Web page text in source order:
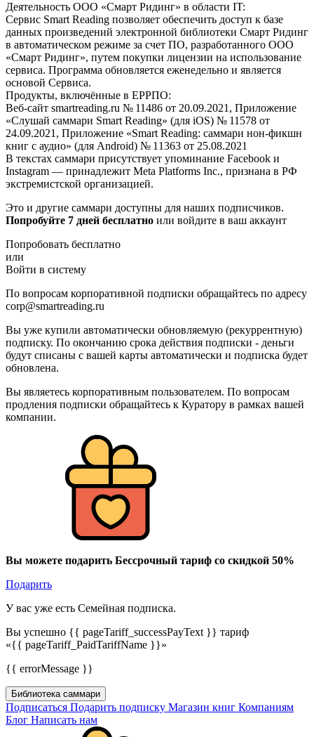
Деятельность ООО «Смарт Ридинг» в области IT:
Сервис Smart Reading позволяет обеспечить доступ к базе
данных произведений электронной библиотеки Смарт Ридинг
в автоматическом режиме за счет ПО, разработанного ООО
«Смарт Ридинг», путем покупки лицензии на использование
сервиса. Программа обновляется еженедельно и является
основой Сервиса.
Продукты, включённые в ЕРРПО:
Веб-сайт smartreading.ru № 11486 от 20.09.2021, Приложение
«Слушай саммари Smart Reading» (для iOS) № 11578 от
24.09.2021, Приложение «Smart Reading: саммари нон-фикшн
книг с аудио» (для Android) № 11363 от 25.08.2021
В текстах саммари присутствует упоминание Facebook и
Instagram — принадлежит Meta Platforms Inc., признана в РФ
экстремистской организацией.
Это и другие саммари доступны для наших подписчиков.
Попробуйте 7 дней бесплатно или войдите в ваш аккаунт
Попробовать бесплатно
или
Войти в систему
По вопросам корпоративной подписки обращайтесь по адресу
corp@smartreading.ru
Вы уже купили автоматически обновляемую (рекуррентную)
подписку. По окончанию срока действия подписки - деньги
будут списаны с вашей карты автоматически и подписка будет
обновлена.
Вы являетесь корпоративным пользователем. По вопросам
продления подписки обращайтесь к Куратору в рамках вашей
компании.
Вы можете подарить Бессрочный тариф со скидкой 50%
Подарить
У вас уже есть Семейная подписка.
Вы успешно {{ pageTariff_successPayText }} тариф
«{{ pageTariff_PaidTariffName }}»
{{ errorMessage }}
Библиотека саммари
Подписаться Подарить подписку Магазин книг Компаниям
Блог Написать нам